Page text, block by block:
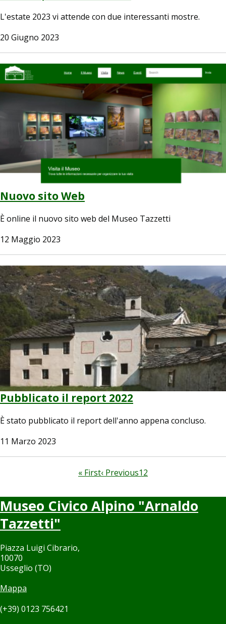
L'estate 2023 vi attende con due interessanti mostre.
20 Giugno 2023
Image
Nuovo sito Web
È online il nuovo sito web del Museo Tazzetti
12 Maggio 2023
Image
Pubblicato il report 2022
È stato pubblicato il report dell'anno appena concluso.
11 Marzo 2023
Prima
« FirstPagina
‹ PreviousPage
1Pagina
2
Museo Civico Alpino "Arnaldo
Tazzetti"
Piazza Luigi Cibrario,
10070
Usseglio (TO)
Mappa
(+39) 0123 756421